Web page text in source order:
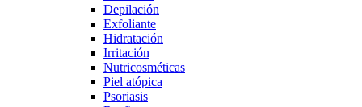
Depilación
Exfoliante
Hidratación
Irritación
Nutricosméticas
Piel atópica
Psoriasis